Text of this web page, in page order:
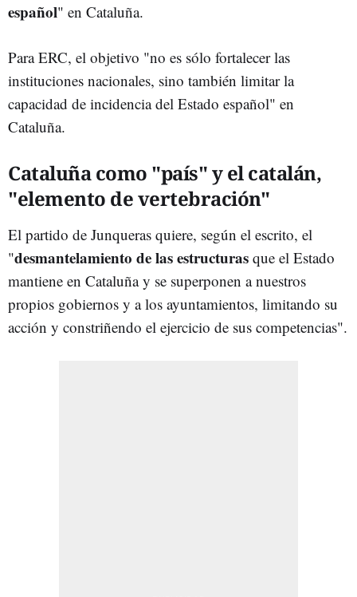
español" en Cataluña.
Para ERC, el objetivo "no es sólo fortalecer las
instituciones nacionales, sino también limitar la
capacidad de incidencia del Estado español" en
Cataluña.
Cataluña como "país" y el catalán,
"elemento de vertebración"
El partido de Junqueras quiere, según el escrito, el
"desmantelamiento de las estructuras que el Estado
mantiene en Cataluña y se superponen a nuestros
propios gobiernos y a los ayuntamientos, limitando su
acción y constriñendo el ejercicio de sus competencias".